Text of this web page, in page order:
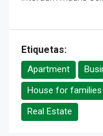
Etiquetas:
Apartment
House for families
Real Estate